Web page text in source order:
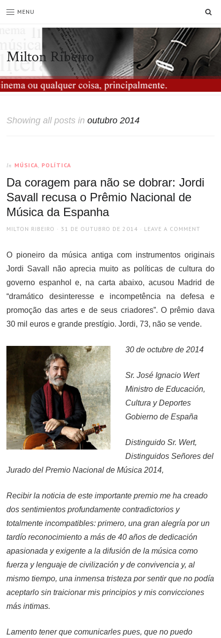
MENU
Milton Ribeiro
Showing all posts inoutubro 2014
In MÚSICA, POLÍTICA
Da coragem para não se dobrar: Jordi
Savall recusa o Prêmio Nacional de
Música da Espanha
AUTHOR
MILTON RIBEIRO
POSTED
31 DE OUTUBRO DE 2014 LEAVE A COMMENT
O pioneiro da música antiga com instrumentos originais
Jordi Savall não aprecia muito as políticas de cultura do
governo espanhol e, na carta abaixo, acusou Madrid de
“dramático desinteresse e incompetência na defesa e
promoção das artes e de seus criadores”. O prêmio dava
30 mil euros e grande prestígio. Jordi, 73, não se vende.
30 de octubre de 2014
Sr. José Ignacio Wert
Ministro de Educación,
Cultura y Deportes
Gobierno de España
Distinguido Sr. Wert,
Distinguidos Señores del
Jurado del Premio Nacional de Música 2014,
Recibir la noticia de este importante premio me ha creado
dos sentimientos profundamente contradictorios y
totalmente incompatibles: primero, una gran alegría por un
tardío reconocimiento a más de 40 años de dedicación
apasionada y exigente a la difusión de la música como
fuerza y lenguaje de civilización y de convivencia y, al
mismo tiempo, una inmensa tristeza por sentir que no podía
aceptarlo sin traicionar mis principios y mis convicciones
más intimas.
Lamento tener que comunicarles pues, que no puedo